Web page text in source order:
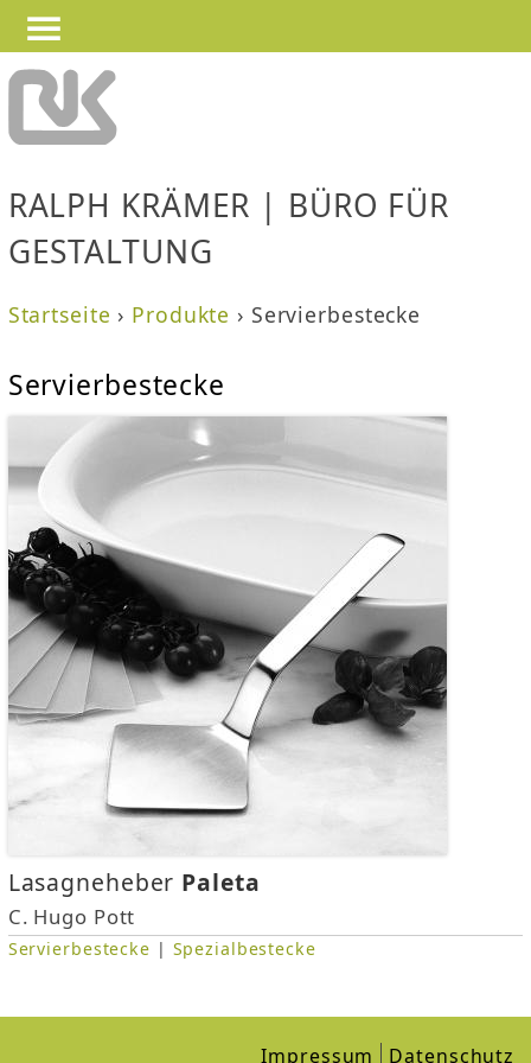
—
—
—
RALPH KRÄMER | BÜRO FÜR
GESTALTUNG
i
s
i
n
d
h
r
Startseite › Produkte › Servierbestecke
Servierbestecke
Lasagneheber Paleta
C. Hugo Pott
Servierbestecke | Spezialbestecke
Impressum Datenschutz